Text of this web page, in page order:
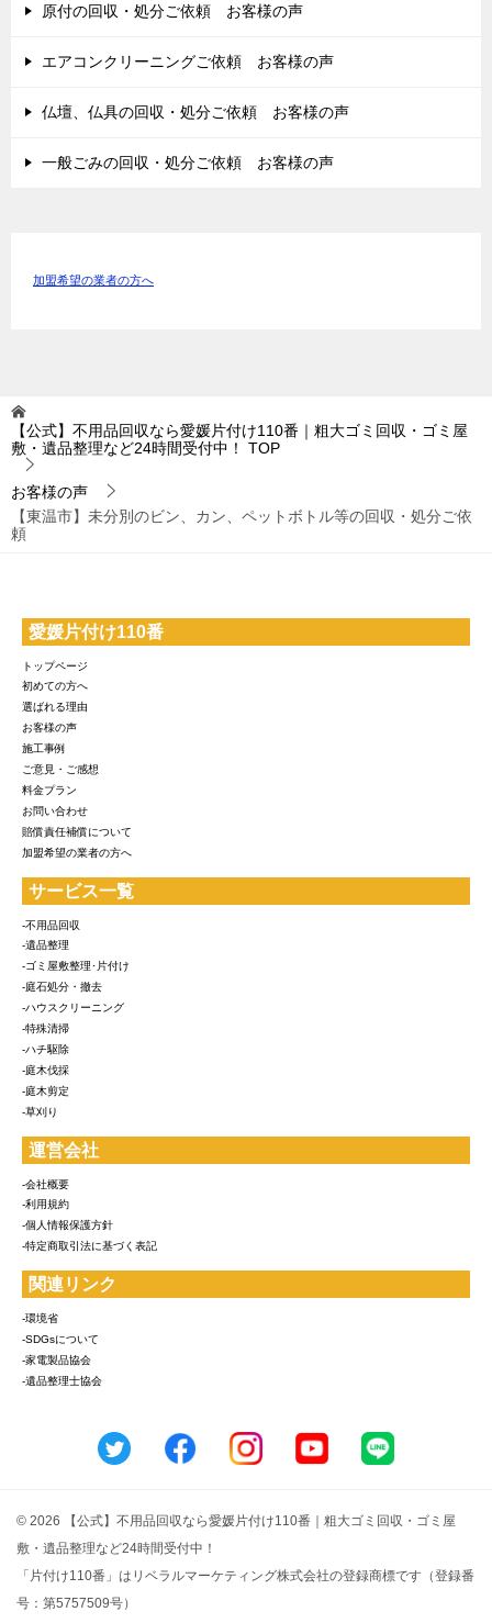
原付の回収・処分ご依頼 お客様の声
エアコンクリーニングご依頼 お客様の声
仏壇、仏具の回収・処分ご依頼 お客様の声
一般ごみの回収・処分ご依頼 お客様の声
加盟希望の業者の方へ
【公式】不用品回収なら愛媛片付け110番｜粗大ゴミ回収・ゴミ屋
敷・遺品整理など24時間受付中！
TOP
お客様の声
【東温市】未分別のビン、カン、ペットボトル等の回収・処分ご依
頼
愛媛片付け110番
トップページ
初めての方へ
選ばれる理由
お客様の声
施工事例
ご意見・ご感想
料金プラン
お問い合わせ
賠償責任補償について
加盟希望の業者の方へ
サービス一覧
-不用品回収
-遺品整理
-ゴミ屋敷整理･片付け
-庭石処分・撤去
-ハウスクリーニング
-特殊清掃
-ハチ駆除
-庭木伐採
-庭木剪定
-草刈り
運営会社
-会社概要
-利用規約
-個人情報保護方針
-特定商取引法に基づく表記
関連リンク
-環境省
-SDGsについて
-家電製品協会
-遺品整理士協会
© 2026 【公式】不用品回収なら愛媛片付け110番｜粗大ゴミ回収・ゴミ屋
敷・遺品整理など24時間受付中！
「片付け110番」はリベラルマーケティング株式会社の登録商標です（登録番
号：第5757509号）